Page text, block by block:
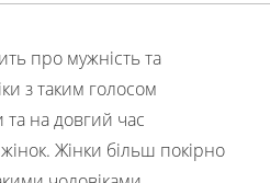
про мужність та
з таким голосом
на довгий час
Жінки більш покірно